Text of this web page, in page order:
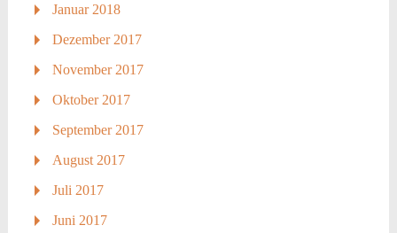
Januar 2018
Dezember 2017
November 2017
Oktober 2017
September 2017
August 2017
Juli 2017
Juni 2017